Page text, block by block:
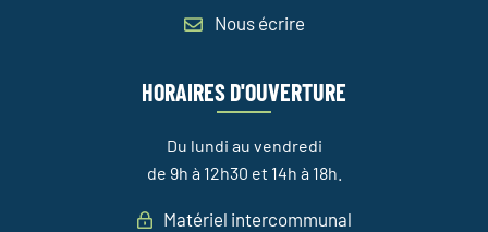
Nous écrire
HORAIRES D'OUVERTURE
Du lundi au vendredi
de 9h à 12h30 et 14h à 18h.
Matériel intercommunal